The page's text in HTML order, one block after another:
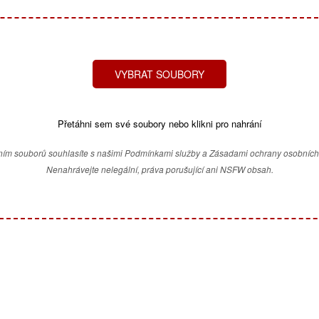
VYBRAT SOUBORY
Přetáhni sem své soubory nebo klikni pro nahrání
souborů souhlasíte s našimi Podmínkami služby a Zásadami ochrany
Nenahrávejte nelegální, práva porušující ani NSFW obsah.